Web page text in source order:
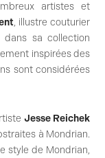
artistes et
, illustre couturier
sa collection
inspirées des
sont considérées
Jesse Reichek
à Mondrian.
style de Mondrian,